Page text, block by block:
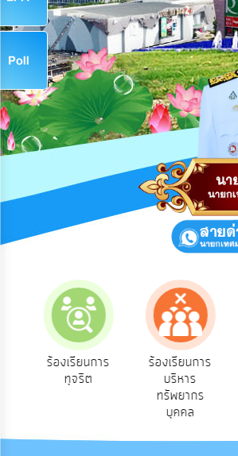
การ
เผย
ข้อมูล
สาธารณะ
OIT
การ
ปฏิสัมพันธ์
ฟัง
ความ
แผน
ยุทธศาสตร์/
แผน
พัฒนา
ทรัพยากร
ร้องเรียนการ
ทุจริต
ร้องเรียนการ
บริหาร
ทรัพยากร
บุคคล